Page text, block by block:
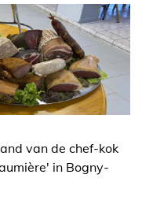
van de chef-kok
in Bogny-